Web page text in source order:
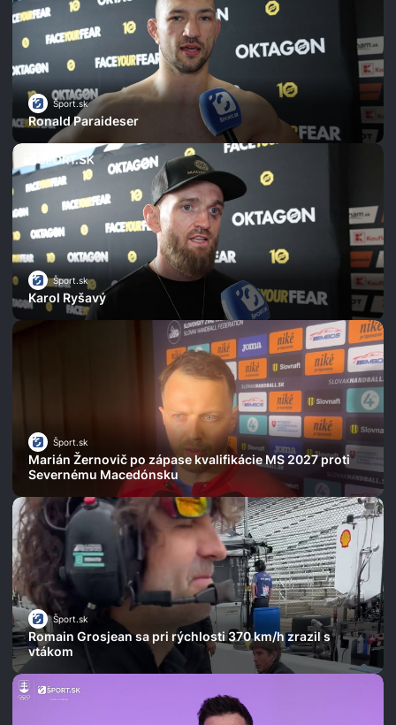
Šport.sk
Ronald Paraideser
Šport.sk
Karol Ryšavý
Šport.sk
Marián Žernovič po zápase kvalifikácie MS 2027 proti
Severnému Macedónsku
Šport.sk
Romain Grosjean sa pri rýchlosti 370 km/h zrazil s
vtákom